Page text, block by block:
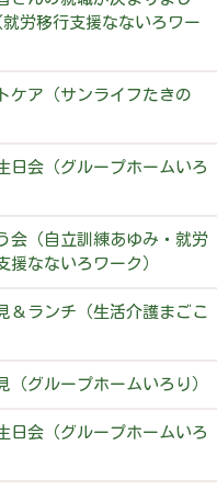
労移行支援なないろワー
ケア（サンライフたきの
日会（グループホームいろ
会（自立訓練あゆみ・就労
援なないろワーク）
＆ランチ（生活介護まごこ
（グループホームいろり）
日会（グループホームいろ